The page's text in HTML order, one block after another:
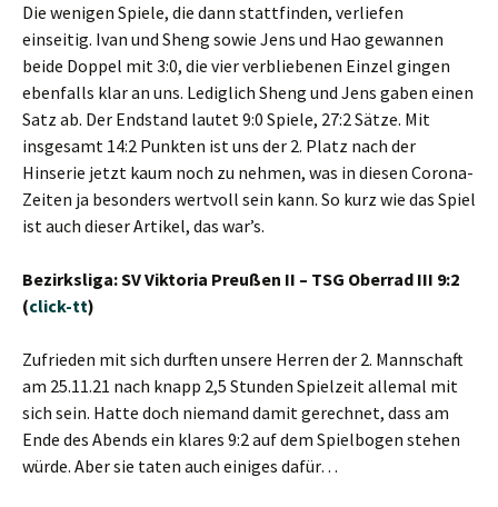
Die wenigen Spiele, die dann stattfinden, verliefen
einseitig. Ivan und Sheng sowie Jens und Hao gewannen
beide Doppel mit 3:0, die vier verbliebenen Einzel gingen
ebenfalls klar an uns. Lediglich Sheng und Jens gaben einen
Satz ab. Der Endstand lautet 9:0 Spiele, 27:2 Sätze. Mit
insgesamt 14:2 Punkten ist uns der 2. Platz nach der
Hinserie jetzt kaum noch zu nehmen, was in diesen Corona-
Zeiten ja besonders wertvoll sein kann. So kurz wie das Spiel
ist auch dieser Artikel, das war’s.
Bezirksliga: SV Viktoria Preußen II – TSG Oberrad III 9:2
(click-tt)
Zufrieden mit sich durften unsere Herren der 2. Mannschaft
am 25.11.21 nach knapp 2,5 Stunden Spielzeit allemal mit
sich sein. Hatte doch niemand damit gerechnet, dass am
Ende des Abends ein klares 9:2 auf dem Spielbogen stehen
würde. Aber sie taten auch einiges dafür…